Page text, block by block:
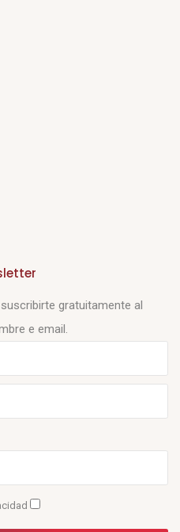
gratuitamente al
e email.